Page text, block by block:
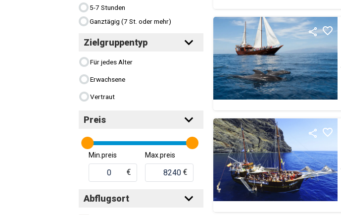
5-7 Stunden
Ganztägig (7 St. oder mehr)
Zielgruppentyp
Für jedes Alter
Erwachsene
Vertraut
Preis
Min.preis
€
Max.preis
€
Abflugsort